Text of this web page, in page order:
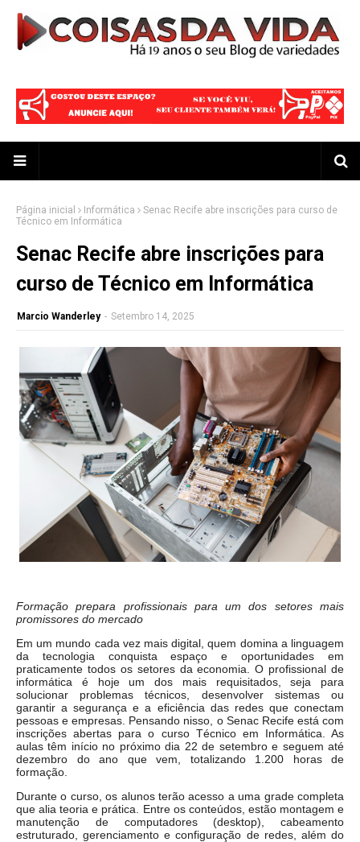
Página inicial Informática
Senac Recife abre inscrições para curso de
Técnico em Informática
Senac Recife abre inscrições para
curso de Técnico em Informática
Marcio Wanderley - Setembro 14, 2025
Formação prepara profissionais para um dos setores mais
promissores do mercado
Em um mundo cada vez mais digital, quem domina a linguagem
da tecnologia conquista espaço e oportunidades em
praticamente todos os setores da economia. O profissional de
informática é hoje um dos mais requisitados, seja para
solucionar problemas técnicos, desenvolver sistemas ou
garantir a segurança e a eficiência das redes que conectam
pessoas e empresas. Pensando nisso, o Senac Recife está com
inscrições abertas para o curso Técnico em Informática. As
aulas têm início no próximo dia 22 de setembro e seguem até
dezembro do ano que vem, totalizando 1.200 horas de
formação.
Durante o curso, os alunos terão acesso a uma grade completa
que alia teoria e prática. Entre os conteúdos, estão montagem e
manutenção de computadores (desktop), cabeamento
estruturado, gerenciamento e configuração de redes, além do